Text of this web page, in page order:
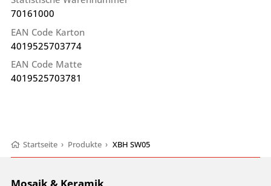
70161000
EAN Code Karton
4019525703774
EAN Code Matte
4019525703781
Startseite › Produkte › XBH SW05
Mosaik & Keramik